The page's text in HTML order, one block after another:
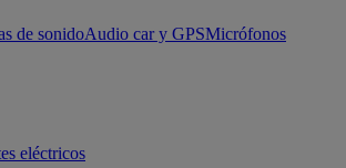
de sonidoAudio car y GPSMicrófonos
eléctricos